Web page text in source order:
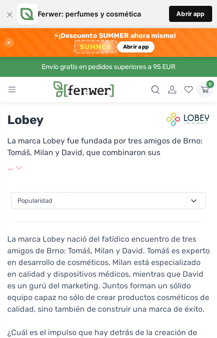
× Ferwer: perfumes y cosmética Abrir app
×
⚡¡Descuento SUMMER ahora mismo!
SUMMER Abrir app
Envío gratis en pedidos superiores a 95 EUR
0
Lobey
La marca Lobey fue fundada por tres amigos de Brno:
Tomáš, Milan y David, que combinaron sus
conocimientos en los campos del desarrollo, la calidad
cosméticos seguros y eficaces. Lobey se especializa en
la fabricación de productos cosméticos naturales, sin
Los productos han sido probados y aprobados tanto
por hombres como por mujeres, y están diseñados para
ser eficaces y seguros.
...
La marca Lobey nació del fatídico encuentro de tres
amigos de Brno: Tomáš, Milan y David. Tomáš es experto
en desarrollo de cosméticos, Milan está especializado
en calidad y dispositivos médicos, mientras que David
es un gurú del marketing. Juntos forman un sólido
equipo capaz no sólo de crear productos cosméticos de
calidad, sino también de construir una marca de éxito.
¿Cuál es el impulso que hay detrás de la creación de